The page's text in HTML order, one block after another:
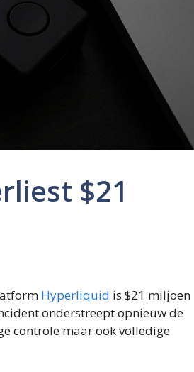
$21
Hyperliquid is $21 miljoen
onderstreept opnieuw de
controle maar ook volledige